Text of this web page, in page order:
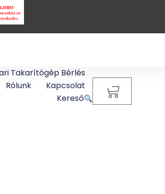
Takarítógép Bérlés
Rólunk
Kapcsolat
Kereső